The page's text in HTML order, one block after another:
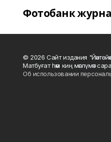
Фотобанк
© 2026 Сайт издания
Матбуғат һәм киң мәғлүмәт
Об использовании